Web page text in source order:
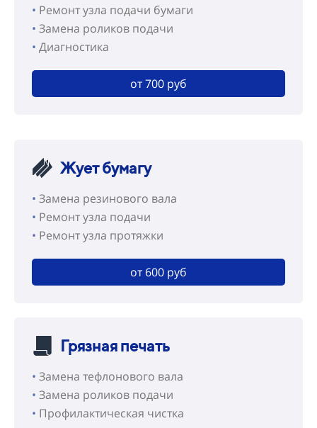
• Ремонт узла подачи бумаги
• Замена роликов подачи
• Диагностика
от 700 руб
Жует бумагу
• Замена резинового вала
• Ремонт узла подачи
• Ремонт узла протяжки
от 600 руб
Грязная печать
• Замена тефлонового вала
• Замена роликов подачи
• Профилактическая чистка